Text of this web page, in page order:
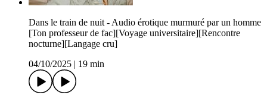
Dans le train de nuit - Audio érotique murmuré par un homme
[Ton professeur de fac][Voyage universitaire][Rencontre
nocturne][Langage cru]
04/10/2025
19 min